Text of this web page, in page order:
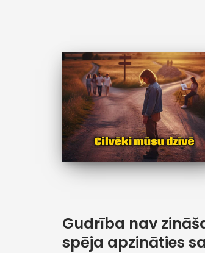
Gudrība nav
spēja apzināties